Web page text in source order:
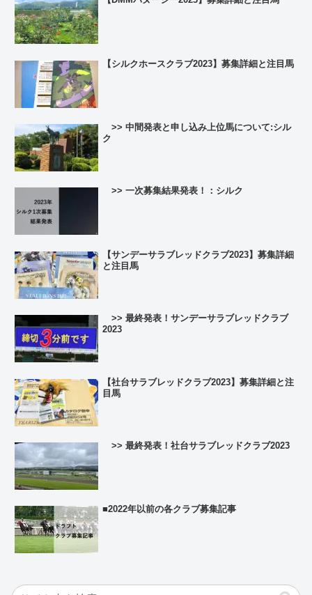
【シルクホースクラブ2023】募集詳細と注目馬
>> 中間発表と申し込み上位馬について:シル
ク
>> 一次募集結果発表！：シルク
【サンデーサラブレッドクラブ2023】募集詳細
と注目馬
>> 最終発表！サンデーサラブレッドクラブ
2023
【社台サラブレッドクラブ2023】募集詳細と注
目馬
>> 最終発表！社台サラブレッドクラブ2023
■2022年以前の各クラブ募集記事